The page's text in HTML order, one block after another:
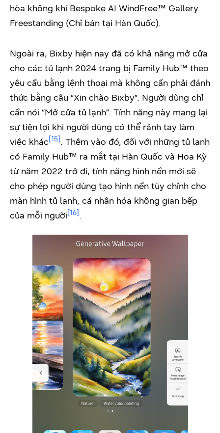
hòa không khí Bespoke AI WindFree™ Gallery
Freestanding (Chỉ bán tại Hàn Quốc).
Ngoài ra, Bixby hiện nay đã có khả năng mở cửa
cho các tủ lạnh 2024 trang bị Family Hub™ theo
yêu cầu bằng lệnh thoại mà không cần phải đánh
thức bằng câu “Xin chào Bixby”. Người dùng chỉ
cần nói “Mở cửa tủ lạnh”. Tính năng này mang lại
sự tiện lợi khi người dùng có thể rảnh tay làm
việc khác [15] . Thêm vào đó, đối với những tủ lạnh
có Family Hub™ ra mắt tại Hàn Quốc và Hoa Kỳ
từ năm 2022 trở đi, tính năng hình nền mới sẽ
cho phép người dùng tạo hình nền tùy chỉnh cho
màn hình tủ lạnh, cá nhân hóa không gian bếp
của mỗi người [16] .